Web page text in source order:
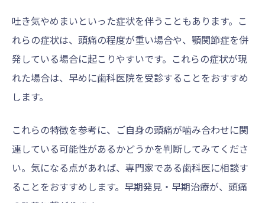
吐き気やめまいといった症状を伴うこともあります。こ
れらの症状は、頭痛の程度が重い場合や、顎関節症を併
発している場合に起こりやすいです。これらの症状が現
れた場合は、早めに歯科医院を受診することをおすすめ
します。
これらの特徴を参考に、ご自身の頭痛が噛み合わせに関
連している可能性があるかどうかを判断してみてくださ
い。気になる点があれば、専門家である歯科医に相談す
ることをおすすめします。早期発見・早期治療が、頭痛